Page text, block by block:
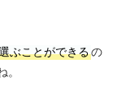
ぶことができるの